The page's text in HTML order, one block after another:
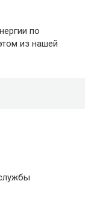
по
из нашей